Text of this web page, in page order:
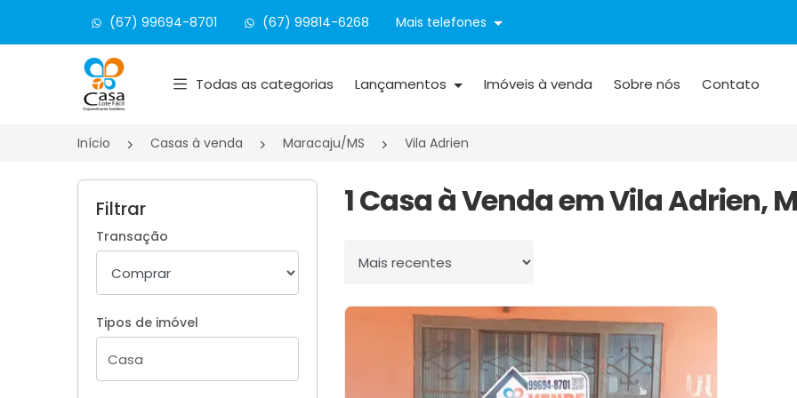
(67) 99694-8701 (67) 99814-6268 Mais telefones
Página inicial
Todas as categorias Lançamentos Imóveis à venda Sobre nós Contato
Início Casas à venda Maracaju/MS Vila Adrien
Filtrar
Transação
Tipos de imóvel
1 Casa à Venda em Vila Adrien,
Ordenar por